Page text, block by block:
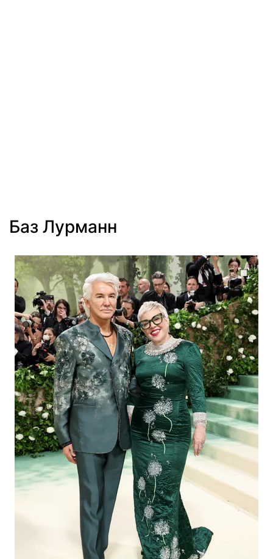
Баз Лурманн